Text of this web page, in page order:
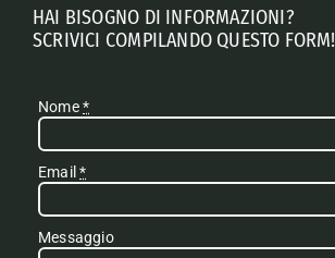
HAI BISOGNO DI INFORMAZIONI?
SCRIVICI COMPILANDO QUESTO FORM!
Nome*
Email*
Messaggio